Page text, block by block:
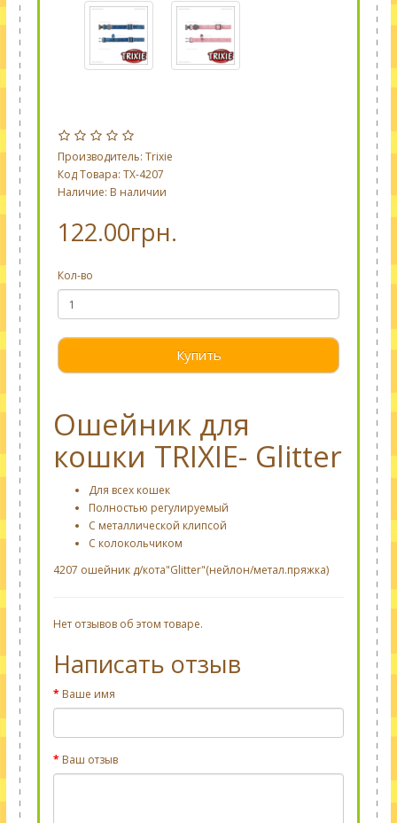
Производитель: Trixie
Код Товара: TX-4207
Наличие: В наличии
122.00грн.
Кол-во
Купить
Ошейник для
кошки TRIXIE- Glitter
Для всех кошек
Полностью регулируемый
С металлической клипсой
С колокольчиком
4207 ошейник д/кота"Glitter"(нейлон/метал.пряжка)
Нет отзывов об этом товаре.
Написать отзыв
Ваше имя
Ваш отзыв